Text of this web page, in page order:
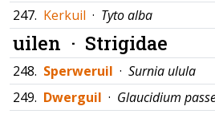
247. Kerkuil · Tyto alba
uilen · Strigidae
248. Sperweruil · Surnia ulula
249. Dwerguil · Glaucidium